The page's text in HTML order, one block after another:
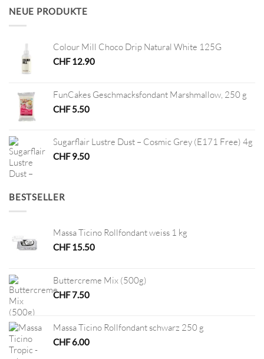
NEUE PRODUKTE
Colour Mill Choco Drip Natural White 125G
CHF12.90
FunCakes Geschmacksfondant Marshmallow, 250 g
CHF5.50
Sugarflair Lustre Dust – Cosmic Grey (E171 Free) 4g
CHF9.50
BESTSELLER
Massa Ticino Rollfondant weiss 1 kg
CHF15.50
Buttercreme Mix (500g)
CHF7.50
Massa Ticino Rollfondant schwarz 250 g
CHF6.00